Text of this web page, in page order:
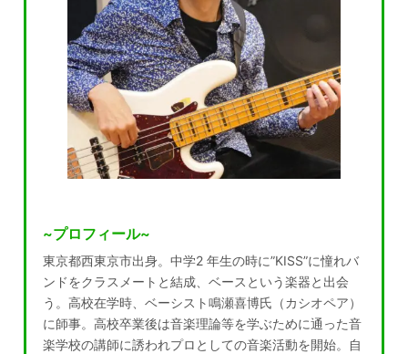
~プロフィール~
東京都西東京市出身。 中学2 年生の時に”KISS”に憧れバ
ンドをクラスメートと結成、ベースという楽器と出会
う。高校在学時、ベーシスト鳴瀬喜博氏（カシオペア）
に師事。高校卒業後は音楽理論等を学ぶために通った音
楽学校の講師に誘われプロとしての音楽活動を開始。自